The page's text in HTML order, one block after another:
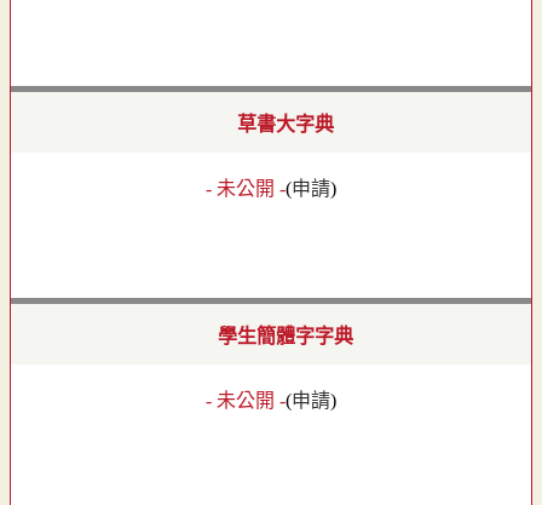
草書大字典
- 未公開 -(申請)
學生簡體字字典
- 未公開 -(申請)